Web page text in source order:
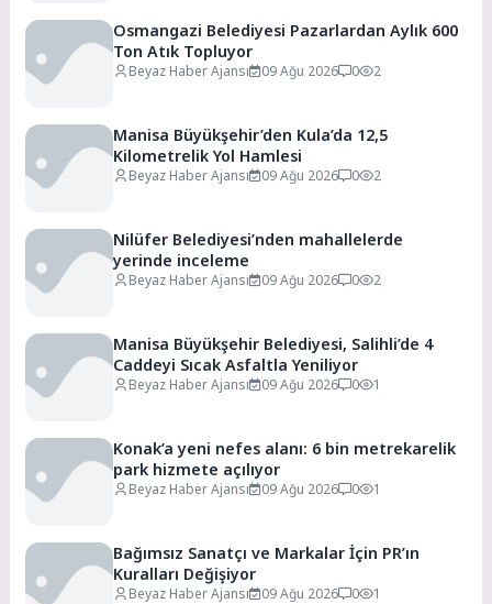
Osmangazi Belediyesi Pazarlardan Aylık 600
Ton Atık Topluyor
Beyaz Haber Ajansı 09 Ağu 2026 0 2
Manisa Büyükşehir’den Kula’da 12,5
Kilometrelik Yol Hamlesi
Beyaz Haber Ajansı 09 Ağu 2026 0 2
Nilüfer Belediyesi’nden mahallelerde
yerinde inceleme
Beyaz Haber Ajansı 09 Ağu 2026 0 2
Manisa Büyükşehir Belediyesi, Salihli’de 4
Caddeyi Sıcak Asfaltla Yeniliyor
Beyaz Haber Ajansı 09 Ağu 2026 0 1
Konak’a yeni nefes alanı: 6 bin metrekarelik
park hizmete açılıyor
Beyaz Haber Ajansı 09 Ağu 2026 0 1
Bağımsız Sanatçı ve Markalar İçin PR’ın
Kuralları Değişiyor
Beyaz Haber Ajansı 09 Ağu 2026 0 1